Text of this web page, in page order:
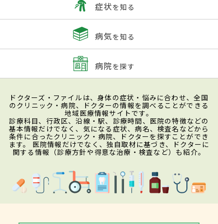
症状を知る
病気を知る
病院を探す
ドクターズ・ファイルは、身体の症状・悩みに合わせ、全国
のクリニック・病院、ドクターの情報を調べることができる
地域医療情報サイトです。
診療科目、行政区、沿線・駅、診療時間、医院の特徴などの
基本情報だけでなく、気になる症状、病名、検査名などから
条件に合ったクリニック・病院、ドクターを探すことができ
ます。 医院情報だけでなく、独自取材に基づき、ドクターに
関する情報（診療方針や得意な治療・検査など）も紹介。